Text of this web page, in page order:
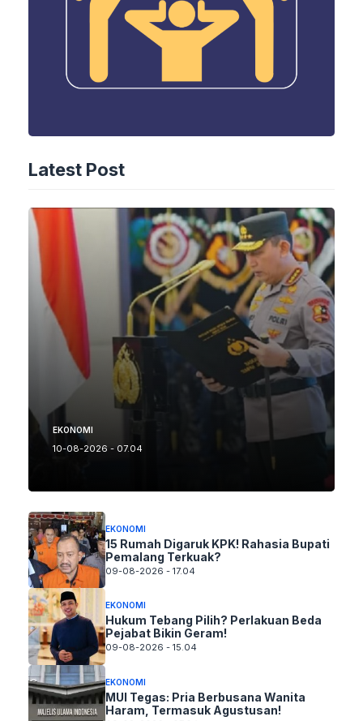
Latest Post
EKONOMI
10-08-2026 - 07.04
EKONOMI
15 Rumah Digaruk KPK! Rahasia Bupati
Pemalang Terkuak?
09-08-2026 - 17.04
EKONOMI
Hukum Tebang Pilih? Perlakuan Beda
Pejabat Bikin Geram!
09-08-2026 - 15.04
EKONOMI
MUI Tegas: Pria Berbusana Wanita
Haram, Termasuk Agustusan!